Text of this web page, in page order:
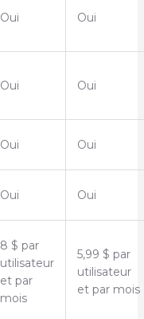
Oui Oui
Oui Oui
Oui Oui
Oui Oui
8 $ par
utilisateur
et par
mois
5,99 $ par
utilisateur
et par mois